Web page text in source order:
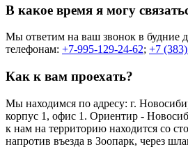
В какое время я могу
Мы ответим на ваш звонок в будние
телефонам: +7-995-129-24-62; +7
Как к вам проехать?
Мы находимся по адресу: г.
корпус 1, офис 1. Ориентир -
к нам на территорию находится со
напротив въезда в Зоопарк, через